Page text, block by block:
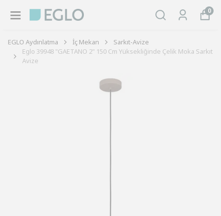
0
EGLO Aydınlatma İç Mekan
Sarkıt-Avize
Eglo 39948 "GAETANO 2" 150 Cm Yüksekliğinde Çelik Moka Sarkıt
Avize